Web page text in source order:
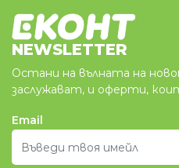
NEWSLETTER
Остани на вълната на
заслужават, и оферти,
Email